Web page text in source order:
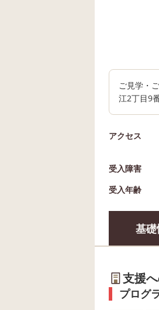
ご見学・
江2丁目9
アクセス
受入障害
受入年齢
基
支援
プログ